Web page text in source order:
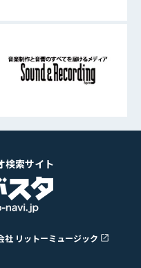
検索サイト
社 リットーミュージック